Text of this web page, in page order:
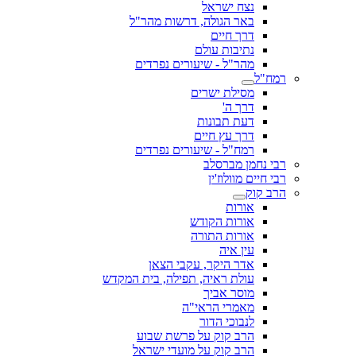
נצח ישראל
באר הגולה, דרשות מהר"ל
דרך חיים
נתיבות עולם
מהר"ל - שיעורים נפרדים
רמח"ל
מסילת ישרים
דרך ה'
דעת תבונות
דרך עץ חיים
רמח"ל - שיעורים נפרדים
רבי נחמן מברסלב
רבי חיים מוולוז'ין
הרב קוק
אורות
אורות הקודש
אורות התורה
עין איה
אדר היקר, עקבי הצאן
עולת ראיה, תפילה, בית המקדש
מוסר אביך
מאמרי הראי"ה
לנבוכי הדור
הרב קוק על פרשת שבוע
הרב קוק על מועדי ישראל